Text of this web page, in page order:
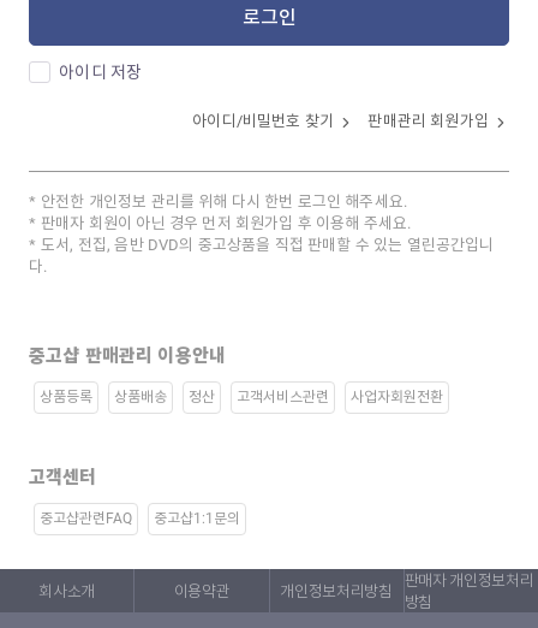
로그인
아이디 저장
아이디/비밀번호 찾기 판매관리 회원가입
안전한 개인정보 관리를 위해 다시 한번 로그인 해주세요.
판매자 회원이 아닌 경우 먼저 회원가입 후 이용해 주세요.
도서, 전집, 음반 DVD의 중고상품을 직접 판매할 수 있는 열린공간입니
다.
중고샵 판매관리 이용안내
상품등록 상품배송 정산 고객서비스관련 사업자회원전환
고객센터
중고샵관련FAQ 중고샵1:1문의
회사소개 이용약관 개인정보처리방침
판매자 개인정보처리
방침